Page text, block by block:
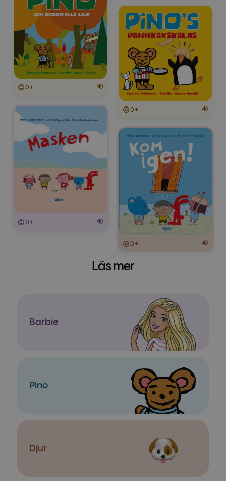
0+
0+
0+
0+
Läs mer
Barbie
Pino
Djur